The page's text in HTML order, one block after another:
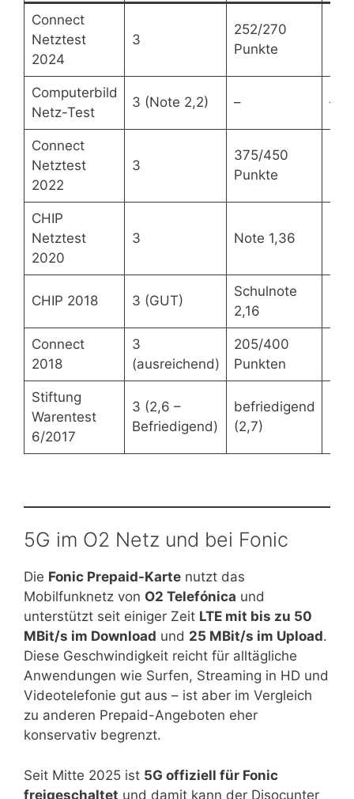
Connect
Netztest
2024
3
252/270
Punkte
Computerbild
Netz-Test
3 (Note 2,2) – –
Connect
Netztest
2022
3
375/450
Punkte
CHIP
Netztest
2020
3 Note 1,36
CHIP 2018 3 (GUT)
Schulnote
2,16
Connect
2018
3
(ausreichend)
205/400
Punkten
Stiftung
Warentest
6/2017
3 (2,6 –
Befriedigend)
befriedigend
(2,7)
5G im O2 Netz und bei Fonic
Die Fonic Prepaid-Karte nutzt das
Mobilfunknetz von O2 Telefónica und
unterstützt seit einiger Zeit LTE mit bis zu 50
MBit/s im Download und 25 MBit/s im Upload.
Diese Geschwindigkeit reicht für alltägliche
Anwendungen wie Surfen, Streaming in HD und
Videotelefonie gut aus – ist aber im Vergleich
zu anderen Prepaid-Angeboten eher
konservativ begrenzt.
Seit Mitte 2025 ist 5G offiziell für Fonic
freigeschaltet und damit kann der Disocunter